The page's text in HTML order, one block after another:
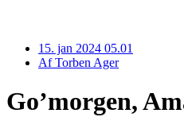
15. jan 2024 05.01
AfTorben Ager
Go’morgen,